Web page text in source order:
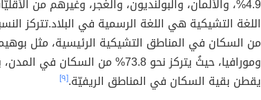
4.9%، والألمان، والبولنديون، والغجر، وغيرهم من
اللغة التشيكية هي اللغة الرسمية في البلاد.تتركز
من السكان في المناطق التشيكية الرئيسية، مثل
ومورافيا، حيثُ يتركز نحو 73.8% من السكان في
يقطن بقية السكان في المناطق الريفيّة.[٩]